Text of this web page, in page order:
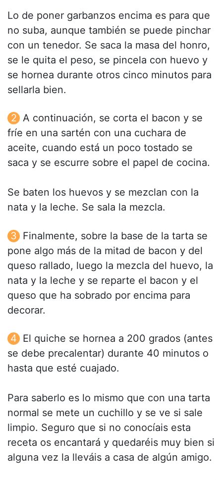
Lo de poner garbanzos encima es para que
no suba, aunque también se puede pinchar
con un tenedor. Se saca la masa del honro,
se le quita el peso, se pincela con huevo y
se hornea durante otros cinco minutos para
sellarla bien.
A continuación, se corta el bacon y se
fríe en una sartén con una cuchara de
aceite, cuando está un poco tostado se
saca y se escurre sobre el papel de cocina.
Se baten los huevos y se mezclan con la
nata y la leche. Se sala la mezcla.
Finalmente, sobre la base de la tarta se
pone algo más de la mitad de bacon y del
queso rallado, luego la mezcla del huevo, la
nata y la leche y se reparte el bacon y el
queso que ha sobrado por encima para
decorar.
El quiche se hornea a 200 grados (antes
se debe precalentar) durante 40 minutos o
hasta que esté cuajado.
Para saberlo es lo mismo que con una tarta
normal se mete un cuchillo y se ve si sale
limpio. Seguro que si no conocíais esta
receta os encantará y quedaréis muy bien si
alguna vez la lleváis a casa de algún amigo.